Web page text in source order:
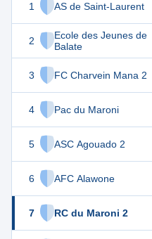
1 AS de Saint-Laurent
2
Ecole des Jeunes de
Balate
3 FC Charvein Mana 2
4 Pac du Maroni
5 ASC Agouado 2
6 AFC Alawone
7 RC du Maroni 2
40
36 12
35 12
24
15